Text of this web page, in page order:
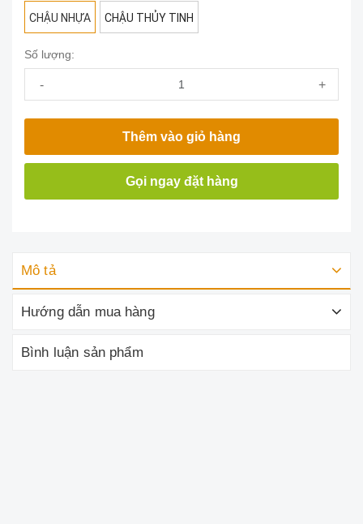
CHẬU NHỰA CHẬU THỦY TINH
Số lượng:
- +
Thêm vào giỏ hàng
Gọi ngay đặt hàng
Mô tả
Hướng dẫn mua hàng
Bình luận sản phẩm